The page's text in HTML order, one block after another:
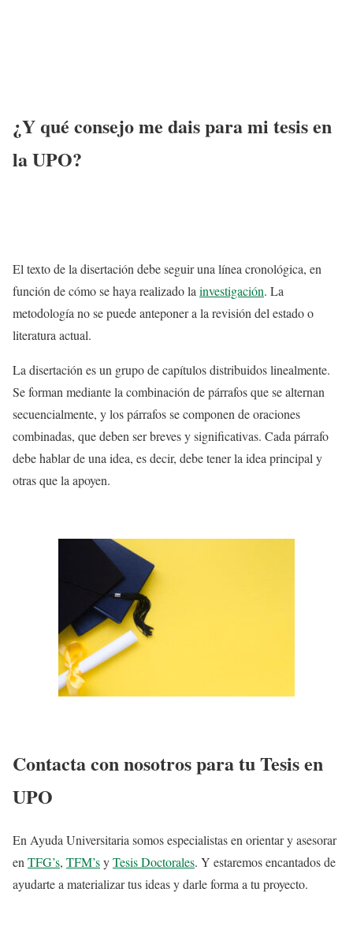
¿Y qué consejo me dais para mi tesis en
la UPO?
El texto de la disertación debe seguir una línea cronológica, en
función de cómo se haya realizado la investigación. La
metodología no se puede anteponer a la revisión del estado o
literatura actual.
La disertación es un grupo de capítulos distribuidos linealmente.
Se forman mediante la combinación de párrafos que se alternan
secuencialmente, y los párrafos se componen de oraciones
combinadas, que deben ser breves y significativas. Cada párrafo
debe hablar de una idea, es decir, debe tener la idea principal y
otras que la apoyen.
Contacta con nosotros para tu Tesis en
UPO
En Ayuda Universitaria somos especialistas en orientar y asesorar
en TFG’s, TFM’syTesis Doctorales. Y estaremos encantados de
ayudarte a materializar tus ideas y darle forma a tu proyecto.